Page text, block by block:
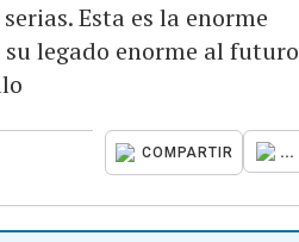
Esta es la enorme
su legado enorme al futuro
COMPARTIR ...